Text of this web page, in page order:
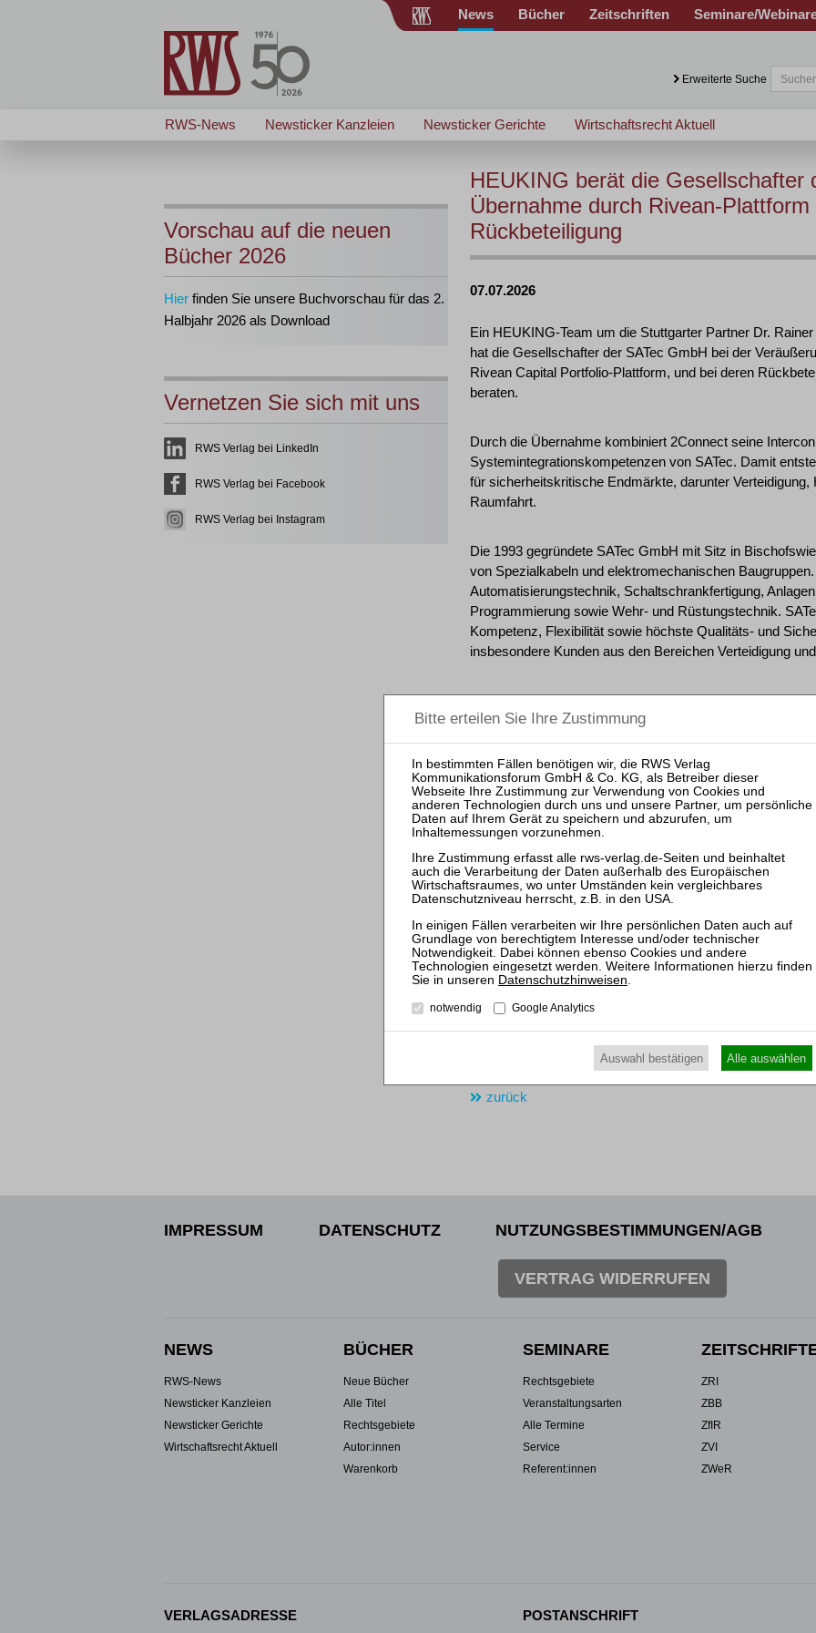
News Bücher Zeitschriften Seminare/
Erweiterte Suche
RWS-News Newsticker Kanzleien Newsticker Gerichte Wirtschaftsrecht Aktuell
Vorschau auf die neuen
Bücher 2026
Hier finden Sie unsere Buchvorschau für das 2.
Halbjahr 2026 als Download
Vernetzen Sie sich mit uns
RWS Verlag bei LinkedIn
RWS Verlag bei Facebook
RWS Verlag bei Instagram
HEUKING berät die Gesellschafter
Übernahme durch Rivean-
Rückbeteiligung
07.07.2026
Ein HEUKING-Team um die Stuttgarter Partner Dr.
hat die Gesellschafter der SATec GmbH bei der
Rivean Capital Portfolio-Plattform, und bei deren
beraten.
Durch die Übernahme kombiniert 2Connect seine
Systemintegrationskompetenzen von SATec. Damit
für sicherheitskritische Endmärkte, darunter Verteidigung,
Raumfahrt.
Die 1993 gegründete SATec GmbH mit Sitz in
von Spezialkabeln und elektromechanischen
Automatisierungstechnik, Schaltschrankfertigung,
Programmierung sowie Wehr- und Rüstungstechnik.
Kompetenz, Flexibilität sowie höchste Qualitäts- und
insbesondere Kunden aus den Bereichen Verteidigung
2Connect wurde im Jahr 2000 in den Niederlanden
von kundenspezifischen High-Mix-/Low-Volume-
Anwendungen. Das Unternehmen entwickelt, konstruiert
Interconnection-Lösungen für OEMs und ODMs.
Standorten in den Niederlanden, Deutschland,
seine Produkte in über 45 Ländern weltweit.
Berater der Gesellschafter der SATec
HEUKING:
Dr. Rainer Herschlein, LL.M. (Fordham University),
Dr. Emanuel Teichmann (beide Federführung, beide
Fabian G. Gaffron,
Simon Pommer, LL.M. (beide Steuerrecht), beide Hamburg,
Michael Kreisler, LL.M. (Außenwirtschaftsrecht/FDI), Berlin,
Dr. Veronika Straub (Immobilienrecht),
Dr. Antonia Stein (Arbeitsrecht), alle Stuttgart,
Beatrice Stange, LL.M. (King’s College London),
zurück
IMPRESSUM DATENSCHUTZ NUTZUNGSBESTIMMUNGEN/AGB
VERTRAG WIDERRUFEN
NEWS
RWS-News
Newsticker Kanzleien
Newsticker Gerichte
Wirtschaftsrecht Aktuell
BÜCHER
Neue Bücher
Alle Titel
Rechtsgebiete
Autor:innen
Warenkorb
SEMINARE
Rechtsgebiete
Veranstaltungsarten
Alle Termine
Service
Referent:innen
ZRI
ZBB
ZfIR
ZVI
ZWeR
VERLAGSADRESSE POSTANSCHRIFT
Datenschutzhinweisen
notwendig Google Analytics
Auswahl bestätigen Alle auswählen